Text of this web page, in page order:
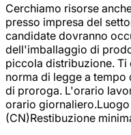
Cerchiamo risorse
presso impresa del
candidate dovranno
dell'imballaggio di
piccola distribuzione.
norma di legge a
di proroga. L'orario
orario
(CN)Restibuzione